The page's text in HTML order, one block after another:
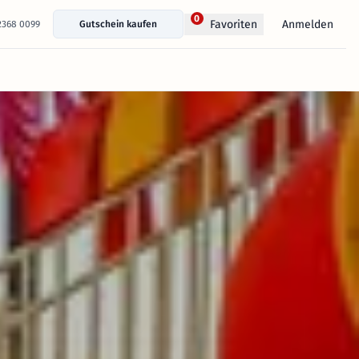
0099 Gutschein kaufen
0 Favoriten Anmelden